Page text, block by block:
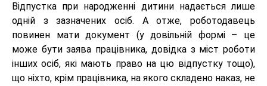
Відпустка при народженні дитини надається лише
одній з зазначених осіб. А отже, роботодавець
повинен мати документ (у довільній формі – це
може бути заява працівника, довідка з міст роботи
інших осіб, які мають право на цю відпустку тощо),
що ніхто, крім працівника, на якого складено наказ, не